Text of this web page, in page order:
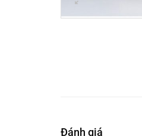
Đánh giá